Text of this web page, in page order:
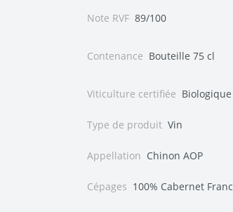
Note RVF 89/100
Contenance Bouteille 75 cl
Viticulture certifiée Biologique
Type de produit Vin
Appellation Chinon AOP
Cépages 100% Cabernet Franc